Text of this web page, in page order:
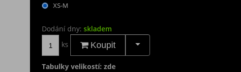
XS-M
Dodání dny: skladem
ks
Koupit
Tabulky velikostí: zde